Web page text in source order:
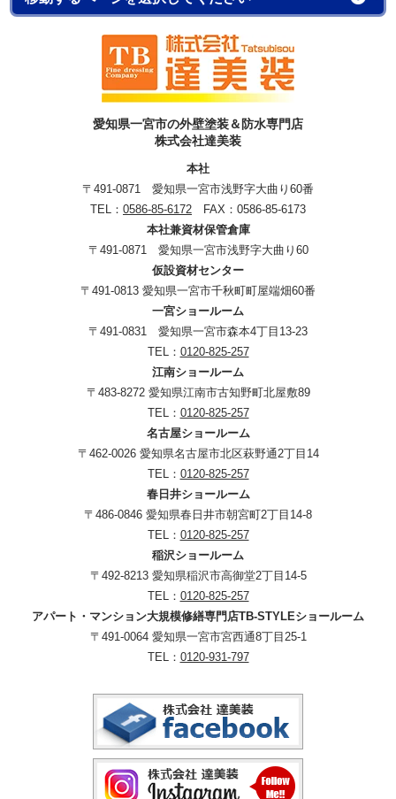
愛知県一宮市の外壁塗装＆防水専門店
株式会社達美装
本社
〒491-0871 愛知県一宮市浅野字大曲り60番
TEL： 0586-85-6172 FAX：0586-85-6173
本社兼資材保管倉庫
〒491-0871 愛知県一宮市浅野字大曲り60
仮設資材センター
〒491-0813 愛知県一宮市千秋町町屋端畑60番
一宮ショールーム
〒491-0831 愛知県一宮市森本4丁目13-23
TEL： 0120-825-257
江南ショールーム
〒483-8272 愛知県江南市古知野町北屋敷89
TEL： 0120-825-257
名古屋ショールーム
〒462-0026 愛知県名古屋市北区萩野通2丁目14
TEL： 0120-825-257
春日井ショールーム
〒486-0846 愛知県春日井市朝宮町2丁目14-8
TEL： 0120-825-257
稲沢ショールーム
〒492-8213 愛知県稲沢市高御堂2丁目14-5
TEL： 0120-825-257
アパート・マンション大規模修繕専門店TB-STYLEショールーム
〒491-0064 愛知県一宮市宮西通8丁目25-1
TEL： 0120-931-797